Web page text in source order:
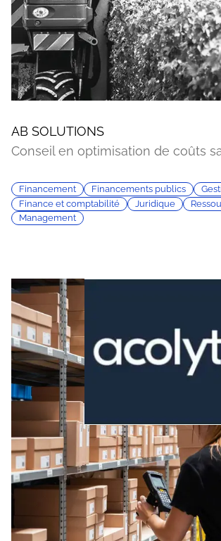
AB SOLUTIONS
Conseil en optimisation de coûts
Financement Financements publics
Finance et comptabilité
Juridique
Management